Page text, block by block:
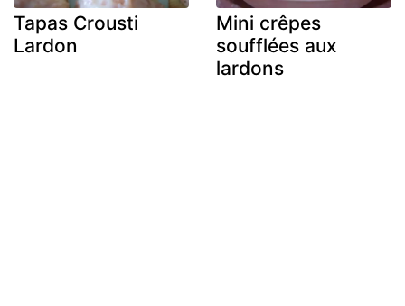
Tapas Crousti
Lardon
Mini crêpes
soufflées aux
lardons